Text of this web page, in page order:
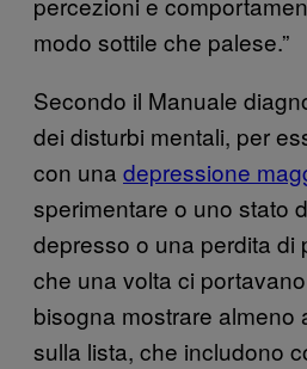
modo sottile che palese.”
Secondo il Manuale
dei disturbi mentali, per
con una depressione
sperimentare o uno stato
depresso o una perdita di
che una volta ci
bisogna mostrare almeno
sulla lista, che includono